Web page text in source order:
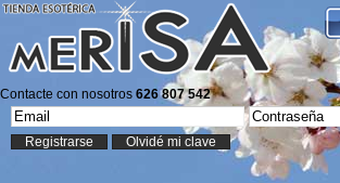
Contacte con nosotros 626 807 542
Registrarse
Olvidé mi clave